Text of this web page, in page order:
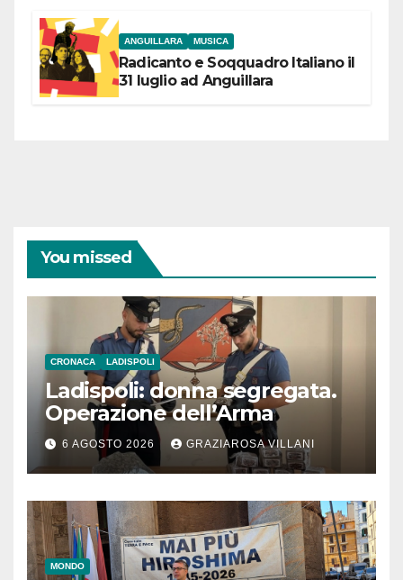
ANGUILLARA MUSICA
Radicanto e Soqquadro Italiano il
31 luglio ad Anguillara
You missed
CRONACA LADISPOLI
Ladispoli: donna segregata.
Operazione dell’Arma
6 AGOSTO 2026 GRAZIAROSA VILLANI
MONDO